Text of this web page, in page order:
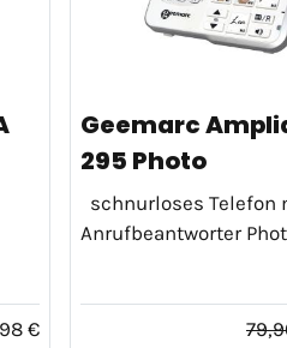
€
Geemarc
295 Photo
schnurloses Telefon
Anrufbeantworter